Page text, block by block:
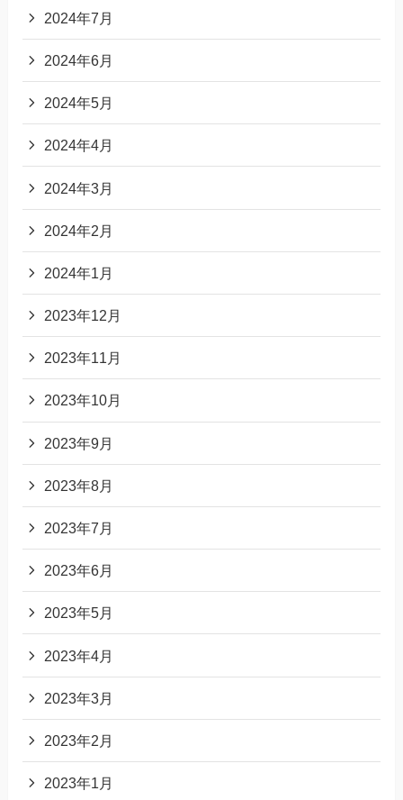
2024年7月
2024年6月
2024年5月
2024年4月
2024年3月
2024年2月
2024年1月
2023年12月
2023年11月
2023年10月
2023年9月
2023年8月
2023年7月
2023年6月
2023年5月
2023年4月
2023年3月
2023年2月
2023年1月